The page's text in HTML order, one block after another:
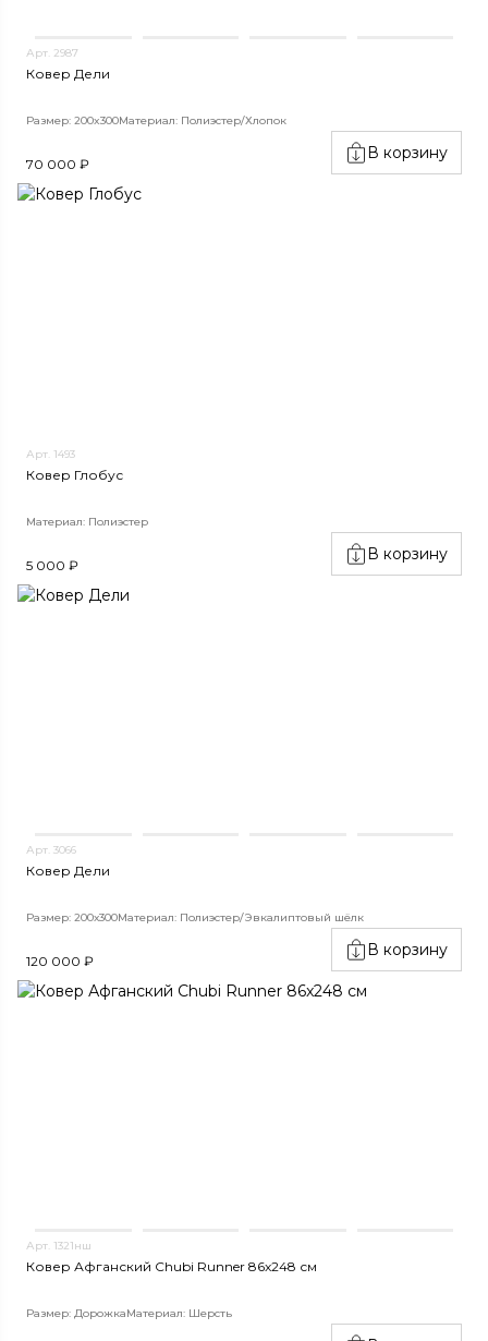
Арт. 2987
Ковер Дели
Размер: 200x300Материал: Полиэстер/Хлопок
70 000 ₽
В корзину
Арт. 1493
Ковер Глобус
Материал: Полиэстер
5 000 ₽
В корзину
Арт. 3066
Ковер Дели
Размер: 200х300Материал: Полиэстер/Эвкалиптовый шёлк
120 000 ₽
В корзину
Арт. 1321нш
Ковер Афганский Chubi Runner 86x248 см
Размер: ДорожкаМатериал: Шерсть